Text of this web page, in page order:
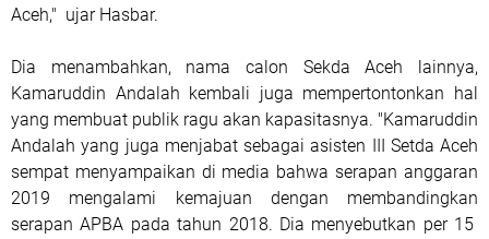
Aceh," ujar Hasbar.
Dia menambahkan, nama calon Sekda Aceh lainnya,
Kamaruddin Andalah kembali juga mempertontonkan hal
yang membuat publik ragu akan kapasitasnya. "Kamaruddin
Andalah yang juga menjabat sebagai asisten III Setda Aceh
sempat menyampaikan di media bahwa serapan anggaran
2019 mengalami kemajuan dengan membandingkan
serapan APBA pada tahun 2018. Dia menyebutkan per 15